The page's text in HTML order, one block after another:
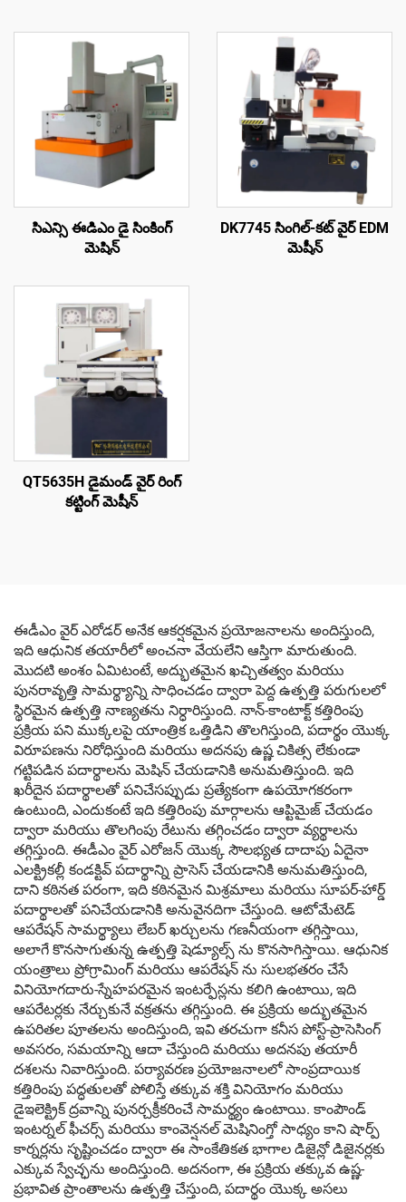
సిఎన్సి ఈడిఎం డై సింకింగ్
మెషిన్
DK7745 సింగిల్-కట్ వైర్ EDM
మెషీన్
QT5635H డైమండ్ వైర్ రింగ్
కట్టింగ్ మెషీన్
ఈడీఎం వైర్ ఎరోడర్ అనేక ఆకర్షకమైన ప్రయోజనాలను అందిస్తుంది,
ఇది ఆధునిక తయారీలో అంచనా వేయలేని ఆస్తిగా మారుతుంది.
మొదటి అంశం ఏమిటంటే, అద్భుతమైన ఖచ్చితత్వం మరియు
పునరావృత్తి సామర్థ్యాన్ని సాధించడం ద్వారా పెద్ద ఉత్పత్తి పరుగులలో
స్థిరమైన ఉత్పత్తి నాణ్యతను నిర్ధారిస్తుంది. నాన్-కాంటాక్ట్ కత్తిరింపు
ప్రక్రియ పని ముక్కలపై యాంత్రిక ఒత్తిడిని తొలగిస్తుంది, పదార్థం యొక్క
విరూపణను నిరోధిస్తుంది మరియు అదనపు ఉష్ణ చికిత్స లేకుండా
గట్టిపడిన పదార్థాలను మెషిన్ చేయడానికి అనుమతిస్తుంది. ఇది
ఖరీదైన పదార్థాలతో పనిచేసప్పుడు ప్రత్యేకంగా ఉపయోగకరంగా
ఉంటుంది, ఎందుకంటే ఇది కత్తిరింపు మార్గాలను ఆప్టిమైజ్ చేయడం
ద్వారా మరియు తొలగింపు రేటును తగ్గించడం ద్వారా వ్యర్థాలను
తగ్గిస్తుంది. ఈడీఎం వైర్ ఎరోజన్ యొక్క సౌలభ్యత దాదాపు ఏదైనా
ఎలక్ట్రికల్లీ కండక్టివ్ పదార్థాన్ని ప్రాసెస్ చేయడానికి అనుమతిస్తుంది,
దాని కఠినత పరంగా, ఇది కఠినమైన మిశ్రమాలు మరియు సూపర్-హార్డ్
పదార్థాలతో పనిచేయడానికి అనువైనదిగా చేస్తుంది. ఆటోమేటెడ్
ఆపరేషన్ సామర్థ్యాలు లేబర్ ఖర్చులను గణనీయంగా తగ్గిస్తాయి,
అలాగే కొనసాగుతున్న ఉత్పత్తి షెడ్యూల్స్ ను కొనసాగిస్తాయి. ఆధునిక
యంత్రాలు ప్రోగ్రామింగ్ మరియు ఆపరేషన్ ను సులభతరం చేసే
వినియోగదారు-స్నేహపరమైన ఇంటర్ఫేస్లను కలిగి ఉంటాయి, ఇది
ఆపరేటర్లకు నేర్చుకునే వక్రతను తగ్గిస్తుంది. ఈ ప్రక్రియ అద్భుతమైన
ఉపరితల పూతలను అందిస్తుంది, ఇవి తరచుగా కనీస పోస్ట్-ప్రాసెసింగ్
అవసరం, సమయాన్ని ఆదా చేస్తుంది మరియు అదనపు తయారీ
దశలను నివారిస్తుంది. పర్యావరణ ప్రయోజనాలలో సాంప్రదాయిక
కత్తిరింపు పద్ధతులతో పోలిస్తే తక్కువ శక్తి వినియోగం మరియు
డైఇలెక్ట్రిక్ ద్రవాన్ని పునర్చక్రీకరించే సామర్థ్యం ఉంటాయి. కాంపౌండ్
ఇంటర్నల్ ఫీచర్స్ మరియు కాంవెన్షనల్ మెషినింగ్తో సాధ్యం కాని షార్ప్
కార్నర్లను సృష్టించడం ద్వారా ఈ సాంకేతికత భాగాల డిజైన్లో డిజైనర్లకు
ఎక్కువ స్వేచ్ఛను అందిస్తుంది. అదనంగా, ఈ ప్రక్రియ తక్కువ ఉష్ణ-
ప్రభావిత ప్రాంతాలను ఉత్పత్తి చేస్తుంది, పదార్థం యొక్క అసలు